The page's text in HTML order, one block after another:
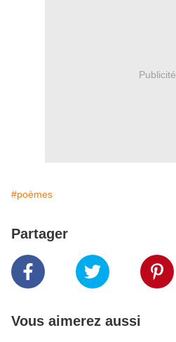
Publicité
#poèmes
Partager
Vous aimerez aussi